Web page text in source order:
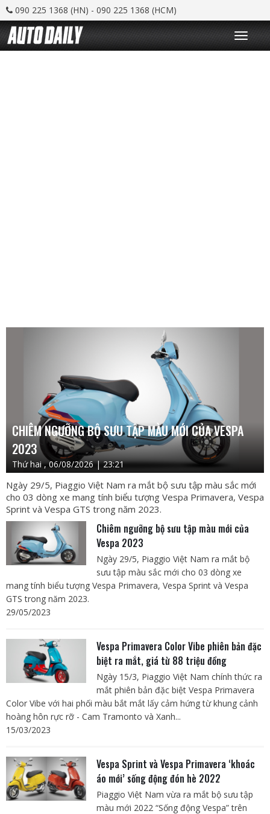
090 225 1368 (HN) - 090 225 1368 (HCM)
T
o
g
CHIÊM NGƯỠNG BỘ SƯU TẬP MÀU MỚI CỦA VESPA
2023
Thứ hai , 06/08/2026 | 23:21
Ngày 29/5, Piaggio Việt Nam ra mắt bộ sưu tập màu sắc mới
cho 03 dòng xe mang tính biểu tượng Vespa Primavera, Vespa
Sprint và Vespa GTS trong năm 2023.
Chiêm ngưỡng bộ sưu tập màu mới của
Vespa 2023
Ngày 29/5, Piaggio Việt Nam ra mắt bộ
sưu tập màu sắc mới cho 03 dòng xe
mang tính biểu tượng Vespa Primavera, Vespa Sprint và Vespa
GTS trong năm 2023.
29/05/2023
Vespa Primavera Color Vibe phiên bản đặc
biệt ra mắt, giá từ 88 triệu đồng
Ngày 15/3, Piaggio Việt Nam chính thức ra
mắt phiên bản đặc biệt Vespa Primavera
Color Vibe với hai phối màu bắt mắt lấy cảm hứng từ khung cảnh
hoàng hôn rực rỡ - Cam Tramonto và Xanh...
15/03/2023
Vespa Sprint và Vespa Primavera ‘khoác
áo mới’ sống động đón hè 2022
Piaggio Việt Nam vừa ra mắt bộ sưu tập
màu mới 2022 “Sống động Vespa” trên